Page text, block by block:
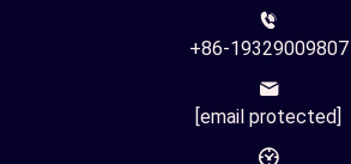
+86-19329009807
[email protected]